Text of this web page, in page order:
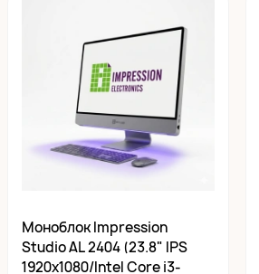
Моноблок Impression
Studio AL 2404 (23.8" IPS
1920x1080/Intel Core i3-